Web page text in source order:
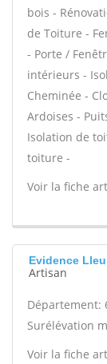
bois -
de Toiture -
- Porte /
intérieurs -
Cheminée -
Ardoises -
Isolation de
toiture -
Voir la fiche
Evidence
Artisan
Département:
Surélévation
Voir la fiche